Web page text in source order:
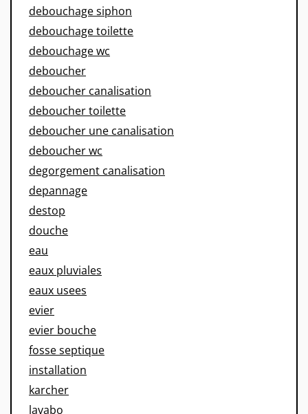
debouchage siphon
debouchage toilette
debouchage wc
deboucher
deboucher canalisation
deboucher toilette
deboucher une canalisation
deboucher wc
degorgement canalisation
depannage
destop
douche
eau
eaux pluviales
eaux usees
evier
evier bouche
fosse septique
installation
karcher
lavabo